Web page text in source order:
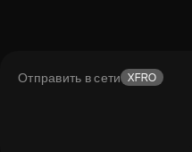
Отправить в сети XFRO